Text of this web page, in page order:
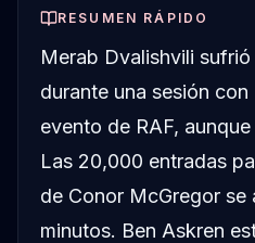
RESUMEN RÁPIDO
Merab Dvalishvili
durante una sesión con
evento de RAF,
Las 20,000 entradas
de Conor McGregor se
minutos. Ben Askren